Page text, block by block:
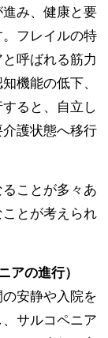
み、健康と要
フレイルの特
呼ばれる筋力
機能の低下、
ると、自立し
護状態へ移行
ことが多々あ
とが考えられ
アの進行）
安静や入院を
サルコペニア